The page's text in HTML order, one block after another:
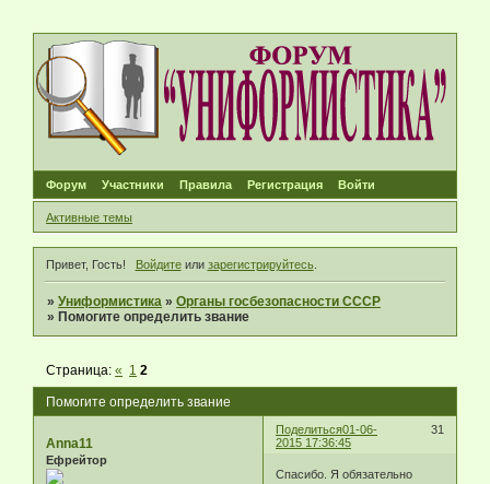
Форум Участники Правила Регистрация Войти
Активные темы
Привет, Гость! Войдитеили зарегистрируйтесь.
»Униформистика »Органы госбезопасности СССР
» Помогите определить звание
Помогите определить звание
Страница:« 1 2
Поделиться 31
01-06-
2015 17:36:45
Anna11
Ефрейтор
Спасибо. Я обязательно